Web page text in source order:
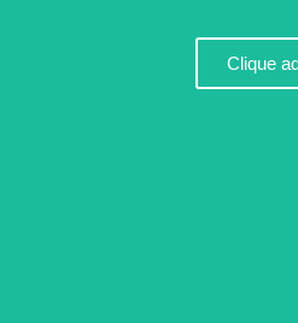
Clique